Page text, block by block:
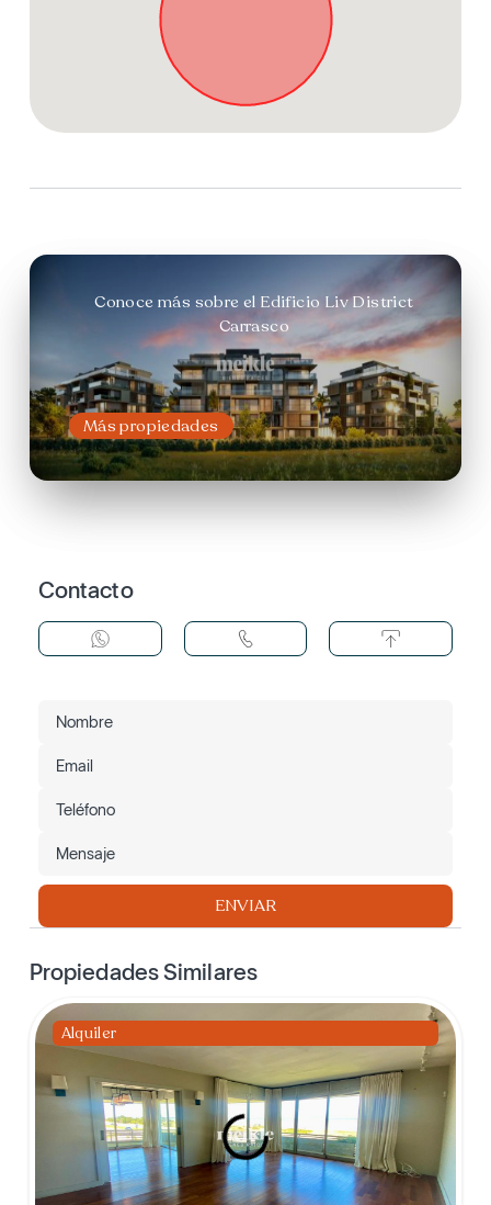
Conoce más sobre el Edificio Liv District
Carrasco
Más propiedades
Contacto
ENVIAR
Propiedades Similares
Alquiler